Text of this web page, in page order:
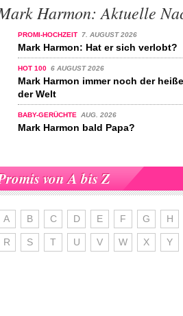
Harmon: Aktuelle
PROMI-HOCHZEIT 7. AUGUST 2026
Mark Harmon: Hat er sich verlobt?
HOT 100 6 AUGUST 2026
Mark Harmon immer noch der
der Welt
BABY-GERÜCHTE AUG. 2026
Mark Harmon bald Papa?
von A bis Z
A B C D E F G H
R S T U V W X Y